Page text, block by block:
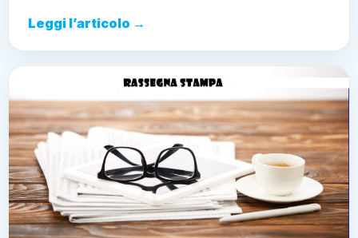
Leggi l’articolo →